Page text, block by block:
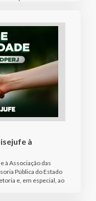
à
à Associação das
Pública do Estado
e, em especial, ao